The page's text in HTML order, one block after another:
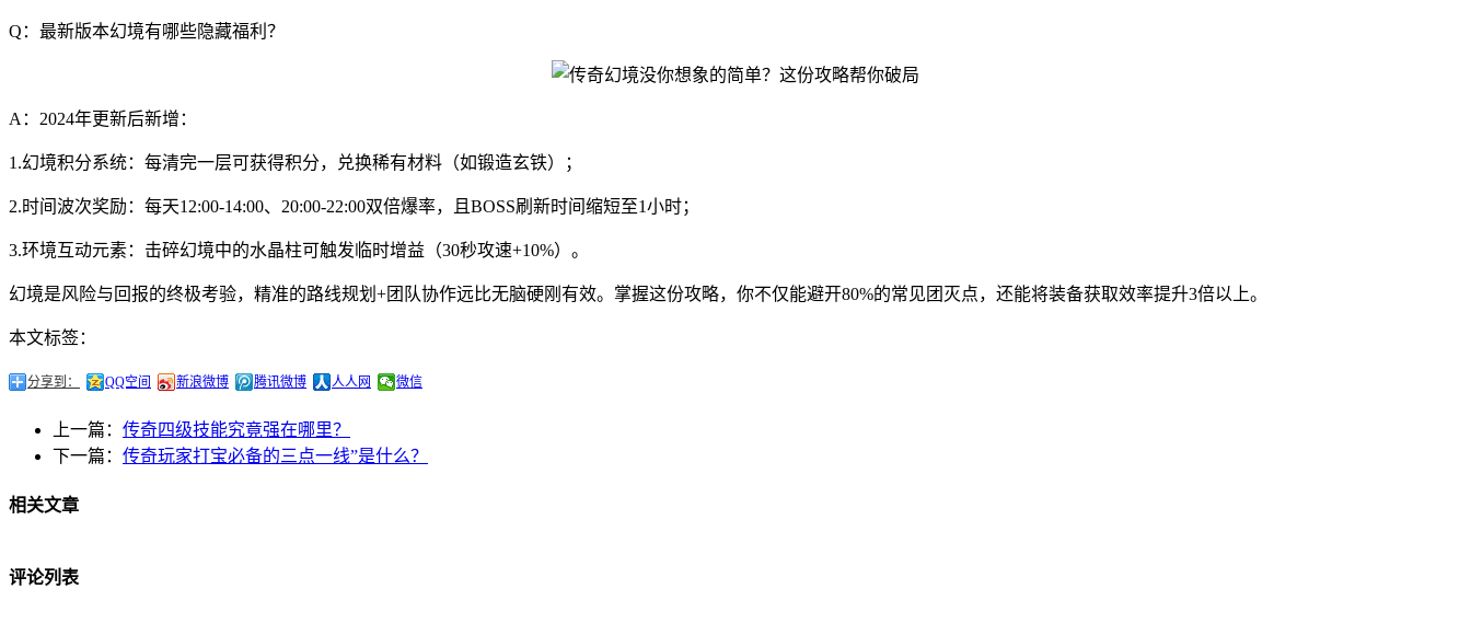
Q：最新版本幻境有哪些隐藏福利？
A：2024年更新后新增：
1.幻境积分系统：每清完一层可获得积分，兑换稀有材料（如锻造玄铁）；
2.时间波次奖励：每天12:00-14:00、20:00-22:00双倍爆率，且BOSS刷新时间缩短至1小时；
3.环境互动元素：击碎幻境中的水晶柱可触发临时增益（30秒攻速+10%）。
幻境是风险与回报的终极考验，精准的路线规划+团队协作远比无脑硬刚有效。掌握这份攻略，你不仅能避开80%的常见团灭点，还能将装备获取效率提升3倍以上。
本文标签：
分享到： QQ空间 新浪微博 腾讯微博 人人网 微信
上一篇： 传奇四级技能究竟强在哪里？
下一篇： 传奇玩家打宝必备的三点一线”是什么？
相关文章
评论列表